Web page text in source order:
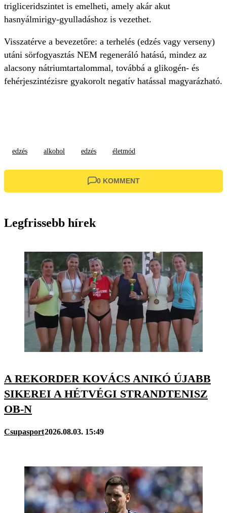
trigliceridszintet is emelheti, amely akár akut
hasnyálmirigy-gyulladáshoz is vezethet.
Visszatérve a bevezetőre: a terhelés (edzés vagy verseny)
utáni sörfogyasztás NEM regeneráló hatású, mindez az
alacsony nátriumtartalommal, továbbá a glikogén- és
fehérjeszintézisre gyakorolt negatív hatással magyarázható.
edzés alkohol edzés életmód
0 KOMMENT
Legfrissebb hírek
A REKORDER KOVÁCS ANIKÓ ÚJABB
SIKEREI A HÉTVÉGI STRANDTENISZ
OB-N
Csupasport2026.08.03. 15:49